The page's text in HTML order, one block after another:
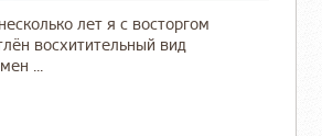
лет я с восторгом
восхитительный вид
...